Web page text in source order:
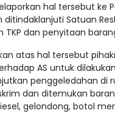
hal tersebut ke
ditindaklanjuti Satuan
TKP dan penyitaan
atas hal tersebut
AS untuk
penggeledahan di
dan ditemukan
gelondong, botol